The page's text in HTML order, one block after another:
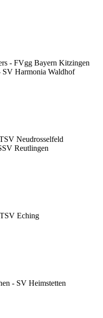
- FVgg Bayern Kitzingen
SV Harmonia Waldhof
Neudrosselfeld
Reutlingen
Eching
- SV Heimstetten